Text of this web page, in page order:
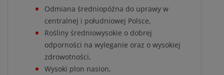
Odmiana średniopóźna do uprawy w
centralnej i południowej Polsce,
Rośliny średniowysokie o dobrej
odporności na wyleganie oraz o wysokiej
zdrowotności,
Wysoki plon nasion,